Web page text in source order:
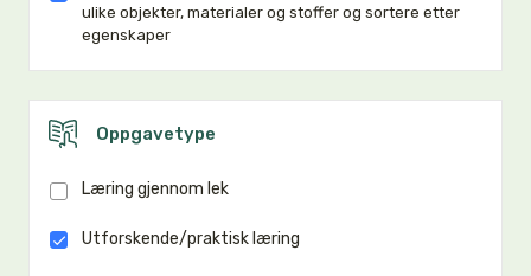
ulike objekter, materialer og stoffer og sortere etter
egenskaper
Oppgavetype
Læring gjennom lek
Utforskende/praktisk læring